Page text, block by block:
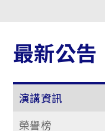
最新公告
演講資訊
榮譽榜